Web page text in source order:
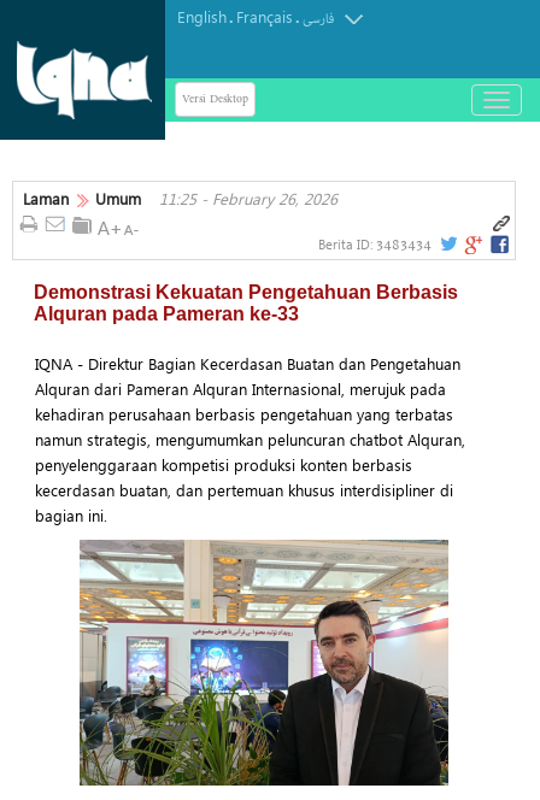
English. Français.فارسی
Versi Desktop
باز
و
کردن
Laman Umum 11:25 - February 26, 2026
Berita ID: 3483434
Demonstrasi Kekuatan Pengetahuan Berbasis
Alquran pada Pameran ke-33
IQNA - Direktur Bagian Kecerdasan Buatan dan Pengetahuan
Alquran dari Pameran Alquran Internasional, merujuk pada
kehadiran perusahaan berbasis pengetahuan yang terbatas
namun strategis, mengumumkan peluncuran chatbot Alquran,
penyelenggaraan kompetisi produksi konten berbasis
kecerdasan buatan, dan pertemuan khusus interdisipliner di
bagian ini.